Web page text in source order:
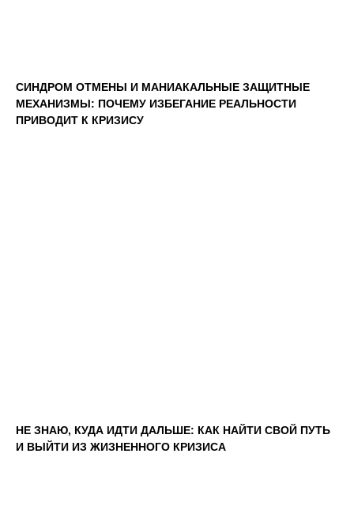
СИНДРОМ ОТМЕНЫ И МАНИАКАЛЬНЫЕ ЗАЩИТНЫЕ
МЕХАНИЗМЫ: ПОЧЕМУ ИЗБЕГАНИЕ РЕАЛЬНОСТИ
ПРИВОДИТ К КРИЗИСУ
НЕ ЗНАЮ, КУДА ИДТИ ДАЛЬШЕ: КАК НАЙТИ СВОЙ ПУТЬ
И ВЫЙТИ ИЗ ЖИЗНЕННОГО КРИЗИСА